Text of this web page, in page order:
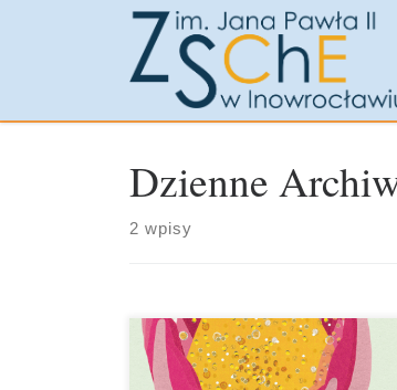
Dzienne
2 wpisy
Od początku listopada 2022 r.
młodzież Zespołu Szkół Chemiczno –